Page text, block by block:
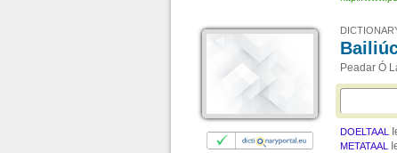
Peadar Ó
DOELTAAL
METATAAL